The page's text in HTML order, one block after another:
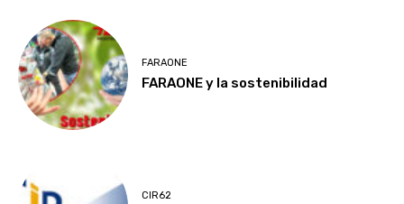
FARAONE
FARAONE y la sostenibilidad
CIR62